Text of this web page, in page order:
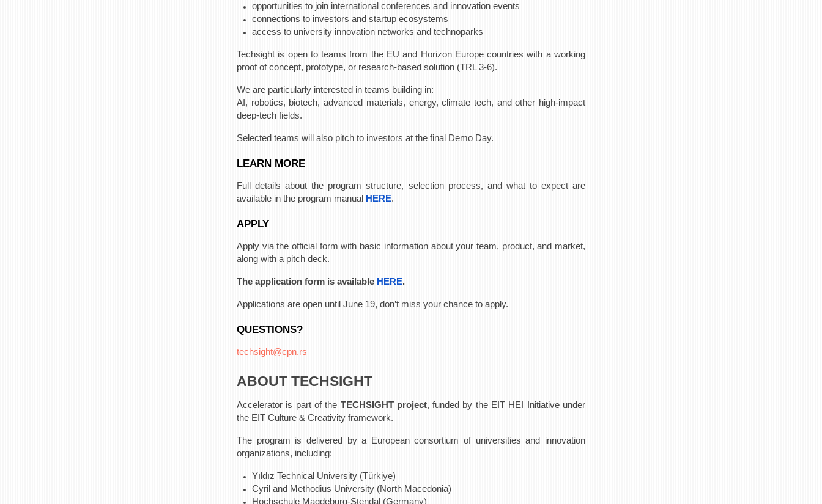
opportunities to join international conferences and innovation events
connections to investors and startup ecosystems
access to university innovation networks and technoparks
Techsight is open to teams from the EU and Horizon Europe countries with a working
proof of concept, prototype, or research-based solution (TRL 3-6).
We are particularly interested in teams building in:
AI, robotics, biotech, advanced materials, energy, climate tech, and other high-impact
deep-tech fields.
Selected teams will also pitch to investors at the final Demo Day.
LEARN MORE
Full details about the program structure, selection process, and what to expect are
available in the program manual
HERE.
APPLY
Apply via the official form with basic information about your team, product, and market,
along with a pitch deck.
The application form is available HERE.
Applications are open until June 19, don’t miss your chance to apply.
QUESTIONS?
techsight@cpn.rs
ABOUT TECHSIGHT
Accelerator is part of the TECHSIGHT project, funded by the EIT HEI Initiative under
the EIT Culture & Creativity framework.
The program is delivered by a European consortium of universities and innovation
organizations, including:
Yıldız Technical University (Türkiye)
Cyril and Methodius University (North Macedonia)
Hochschule Magdeburg-Stendal (Germany)